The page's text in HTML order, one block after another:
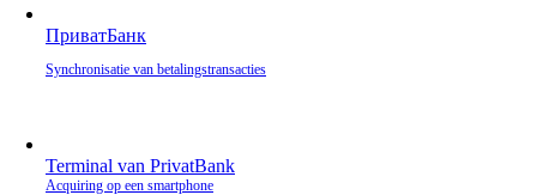
ПриватБанк
Synchronisatie van betalingstransacties
Terminal van PrivatBank
Acquiring op een smartphone